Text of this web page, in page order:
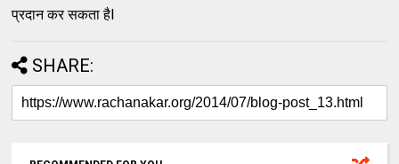
प्रदान कर सकता हैI
SHARE: